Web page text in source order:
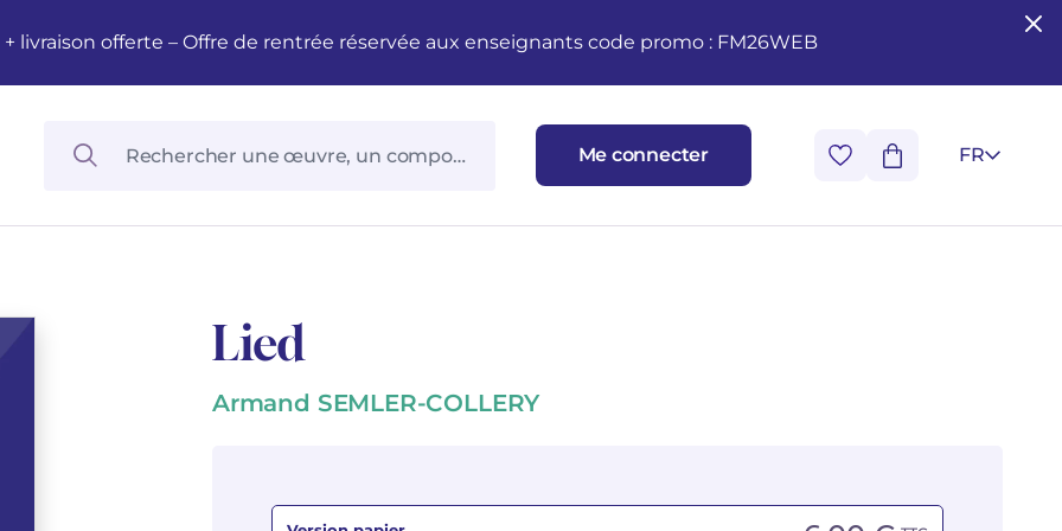
livraison offerte – Offre de rentrée réservée aux enseignants code promo : FM26WEB
Me connecter FR
Lied
Armand SEMLER-COLLERY